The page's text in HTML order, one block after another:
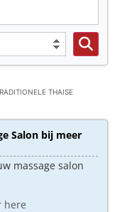
THAISE
Salon bij meer
massage salon
here